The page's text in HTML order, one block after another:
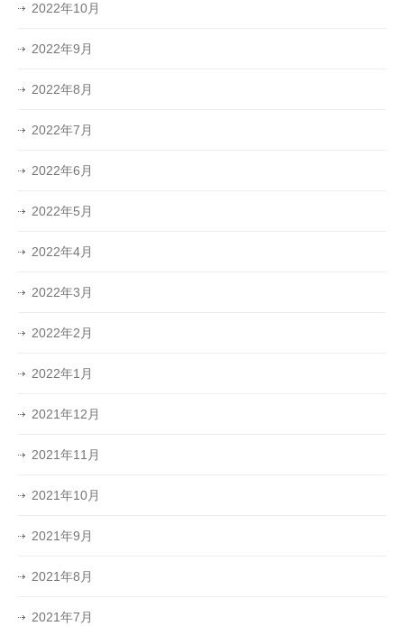
2022年10月
2022年9月
2022年8月
2022年7月
2022年6月
2022年5月
2022年4月
2022年3月
2022年2月
2022年1月
2021年12月
2021年11月
2021年10月
2021年9月
2021年8月
2021年7月